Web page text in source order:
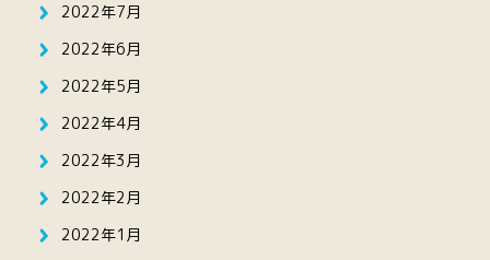
2022年7月
2022年6月
2022年5月
2022年4月
2022年3月
2022年2月
2022年1月